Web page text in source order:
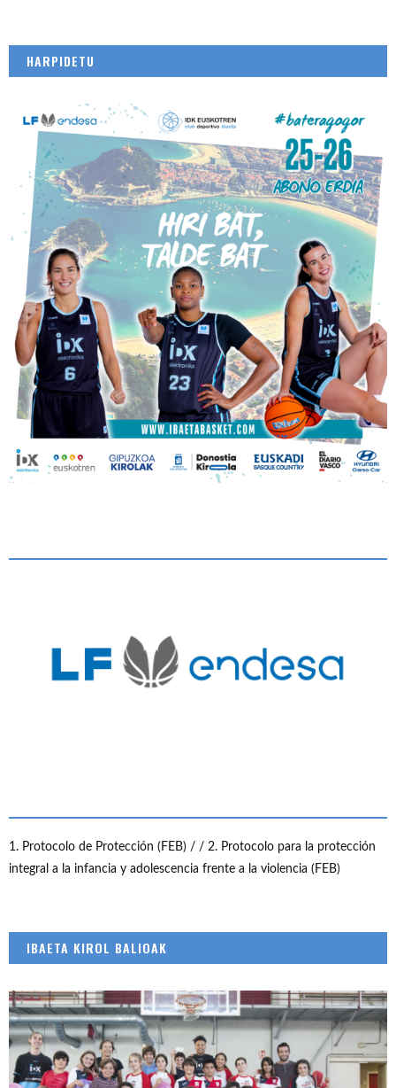
HARPIDETU
1. Protocolo de Protección (FEB) / / 2. Protocolo para la protección
integral a la infancia y adolescencia frente a la violencia (FEB)
IBAETA KIROL BALIOAK